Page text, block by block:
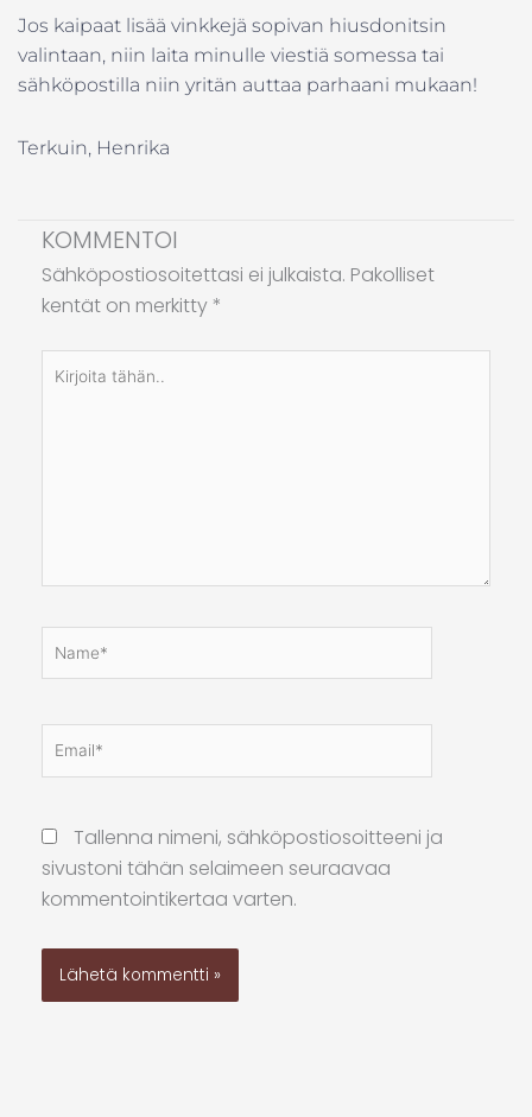
Jos kaipaat lisää vinkkejä sopivan hiusdonitsin
valintaan, niin laita minulle viestiä somessa tai
sähköpostilla niin yritän auttaa parhaani mukaan!
Terkuin, Henrika
KOMMENTOI
Sähköpostiosoitettasi ei julkaista. Pakolliset
kentät on merkitty *
Kirjoita
tähän..
Name*
Email*
Tallenna nimeni, sähköpostiosoitteeni ja
sivustoni tähän selaimeen seuraavaa
kommentointikertaa varten.